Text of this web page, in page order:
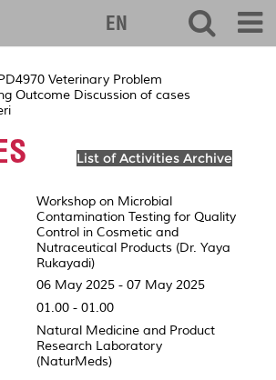
EN
Veterinary Problem
Outcome Discussion of cases
List of Activities Archive
Workshop on Microbial
Contamination Testing for Quality
Control in Cosmetic and
Nutraceutical Products (Dr. Yaya
Rukayadi)
06 May 2025 - 07 May 2025
01.00 - 01.00
Natural Medicine and Product
Research Laboratory
(NaturMeds)